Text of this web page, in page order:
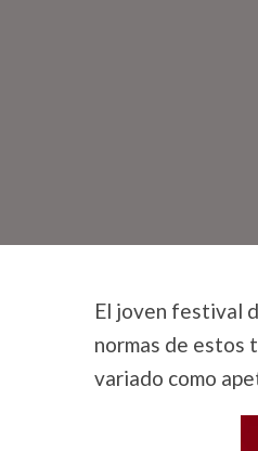
El joven festival
normas de estos
variado como